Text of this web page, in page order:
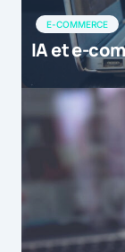
E-COMMERCE
IA et e-